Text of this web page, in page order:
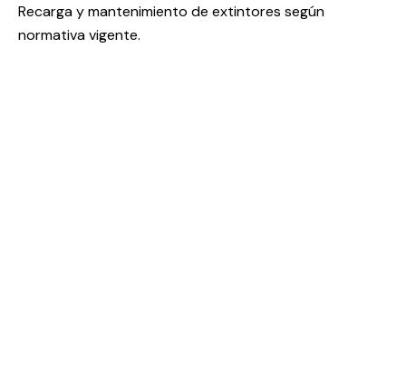
Recarga y mantenimiento de extintores según
normativa vigente.